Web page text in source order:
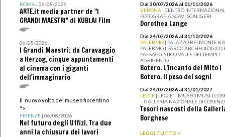
ROMA| 06/08/2026
ARTE.it media partner de "I
GRANDI MAESTRI" di KUBLAI Film
06/08/2026
I Grandi Maestri: da Caravaggio
a Herzog, cinque appuntamenti
al cinema con i giganti
dell'immaginario
Il nuovo volto del museo fiorentino
">
FIRENZE| 06/08/2026
Nel futuro degli Uffizi. Tra due
anni la chiusura dei lavori
Dal 30/07/2026 al 01/11/2026
VERONA | CENTRO
FOTOGRAFIA SCAVI SCALIGERI
Dorothea Lange
Dal 24/07/2026 al 31/10/2026
PALERMO | PALAZZO BELMONTE
PALERMO I PARCO ARCHEOLOGICO
PAESAGGISTICO VALLE DEI TEMPLI -
AGRIGENTO
Botero. L’incanto del Mito I
Botero. Il peso dei sogni
Dal 24/07/2026 al 31/01/2027
LECCE | LECCE – MUSEO MUST I
– GALLERIA NAZIONALE DI
Tesori nascosti della
Borghese
LEGGI TUTTO >